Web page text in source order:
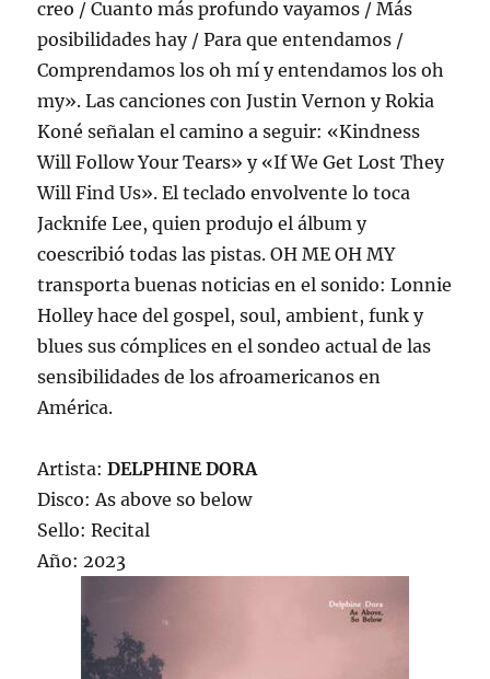
creo / Cuanto más profundo vayamos / Más
posibilidades hay / Para que entendamos /
Comprendamos los oh mí y entendamos los oh
my». Las canciones con Justin Vernon y Rokia
Koné señalan el camino a seguir: «Kindness
Will Follow Your Tears» y «If We Get Lost They
Will Find Us». El teclado envolvente lo toca
Jacknife Lee, quien produjo el álbum y
coescribió todas las pistas. OH ME OH MY
transporta buenas noticias en el sonido: Lonnie
Holley hace del gospel, soul, ambient, funk y
blues sus cómplices en el sondeo actual de las
sensibilidades de los afroamericanos en
América.
Artista:DELPHINE DORA
Disco: As above so below
Sello: Recital
Año: 2023